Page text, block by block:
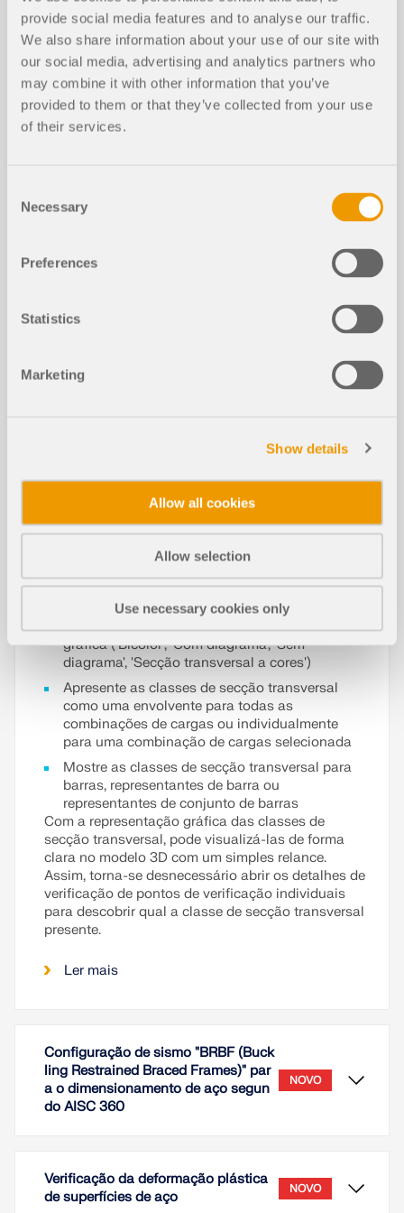
provide social media features and to analyse our traffic.
We also share information about your use of our site with
our social media, advertising and analytics partners who
may combine it with other information that you’ve
provided to them or that they’ve collected from your use
of their services.
Selection
Necessary
Preferences
Statistics
Marketing
Show details
Allow all cookies
Allow selection
Use necessary cookies only
Ler mais
Representação gráfica da classifica
ção de secção transversal
NOVO
A classe de secção transversal pode ser
apresentada como um valor de resultado gráfico.
de dimensionamento dos módulos
Dimensionamento de aço e Dimensionamento de
ou alumínio ponto a ponto e pode, por isso, variar
classe de secção transversal depende dos
esforços internos atuantes.
Graças às várias opções de visualização, pode
controlar a visualização gráfica de resultados das
personalizada:
Escolha entre diferentes tipos de representação
gráfica ('Bicolor', 'Com diagrama', 'Sem
diagrama', 'Secção transversal a cores')
Apresente as classes de secção transversal
como uma envolvente para todas as
combinações de cargas ou individualmente
para uma combinação de cargas selecionada
Mostre as classes de secção transversal para
barras, representantes de barra ou
representantes de conjunto de barras
Com a representação gráfica das classes de
secção transversal, pode visualizá-las de forma
clara no modelo 3D com um simples relance.
Assim, torna-se desnecessário abrir os detalhes de
verificação de pontos de verificação individuais
para descobrir qual a classe de secção transversal
presente.
Ler mais
Configuração de sismo "BRBF (Buck
ling Restrained Braced Frames)" par
a o dimensionamento de aço segun
do AISC 360
NOVO
Verificação da deformação plástica
de superfícies de aço
NOVO